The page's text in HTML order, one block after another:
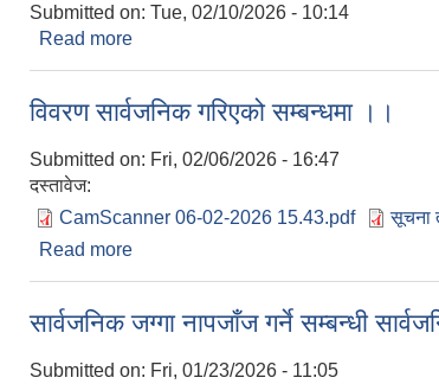
Submitted on: Tue, 02/10/2026 - 10:14
Read more
विवरण सार्वजनिक गरिएको सम्बन्धमा ।।
Submitted on: Fri, 02/06/2026 - 16:47
दस्तावेज:
CamScanner 06-02-2026 15.43.pdf
सूचना
Read more
सार्वजनिक जग्गा नापजाँज गर्ने सम्बन्धी
Submitted on: Fri, 01/23/2026 - 11:05